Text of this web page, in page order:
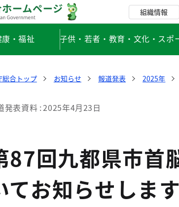
組織情報
・福祉 子供・若者・教育・文化・スポ
総合トップ お知らせ 報道発表 2025年
発表資料 2025年4月23日
87回九都県市首
てお知らせします